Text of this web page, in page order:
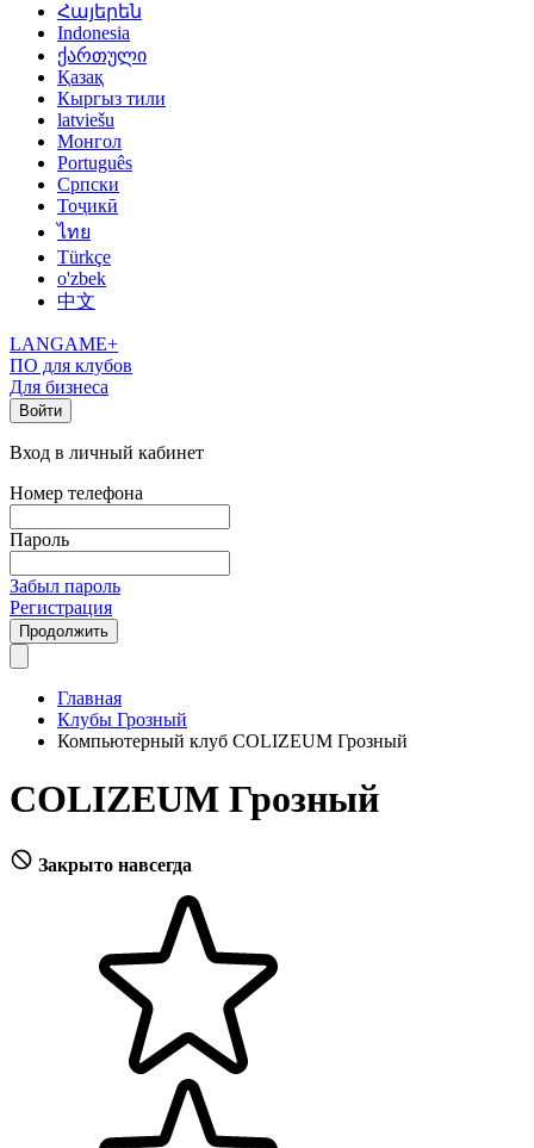
Հայերեն
Indonesia
ქართული
Қазақ
Кыргыз тили
latviešu
Монгол
Português
Српски
Тоҷикӣ
ไทย
Türkçe
o'zbek
中文
LANGAME+
ПО для клубов
Для бизнеса
Войти
Вход в личный кабинет
Номер телефона
Пароль
Забыл пароль
Регистрация
Продолжить
Главная
Клубы Грозный
Компьютерный клуб COLIZEUM Грозный
COLIZEUM Грозный
Закрыто навсегда